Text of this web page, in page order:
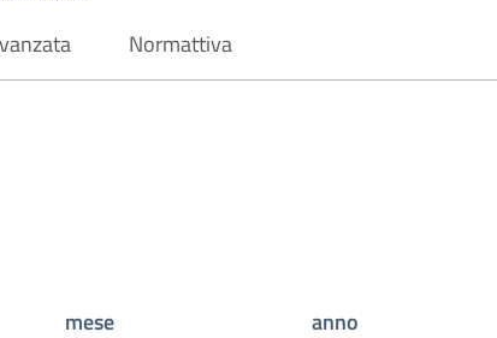
Motore di ricerca
Normattiva
mese
anno